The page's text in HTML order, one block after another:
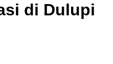
di Dulupi